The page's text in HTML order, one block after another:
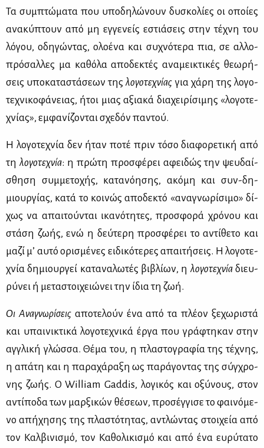
Τα συμ­πτώ­μα­τα που υπο­δη­λώ­νουν δυ­σκο­λί­ες οι οποί­ες
ανα­κύ­πτουν από μη εγ­γε­νείς εστιά­σεις στην τέ­χνη του
λό­γου, οδη­γώ­ντας, ολο­έ­να και συ­χνό­τε­ρα πια, σε αλ­λο­
πρό­σαλ­λες μα κα­θό­λα απο­δε­κτές ανα­μει­κτι­κές θε­ω­ρή­
σεις υπο­κα­τα­στά­σε­ων τηςλο­γο­τε­χνί­ας για χά­ρη της λο­γο­
τε­χνι­κο­φά­νειας, ήτοι μιας αξια­κά δια­χει­ρί­σι­μης «λο­γο­τε­
χνί­ας», εμ­φα­νί­ζο­νται σχε­δόν πα­ντού.
Η λο­γο­τε­χνία δεν ήταν πο­τέ πριν τό­σο δια­φο­ρε­τι­κή από
τη λο­γο­τε­χνία: η πρώ­τη προ­σφέ­ρει αφει­δώς την ψευ­δαί­
σθη­ση συμ­με­το­χής, κα­τα­νό­η­σης, ακό­μη και συν-δη­
μιουρ­γί­ας, κα­τά το κοι­νώς απο­δε­κτό «ανα­γνω­ρί­σι­μο» δί­
χως να απαι­τού­νται ικα­νό­τη­τες, προ­σφο­ρά χρό­νου και
στά­ση ζω­ής, ενώ η δεύ­τε­ρη προ­σφέ­ρει το αντί­θε­το και
μα­ζί μ’ αυ­τό ορι­σμέ­νες ει­δι­κό­τε­ρες απαι­τή­σεις. Η λο­γο­τε­
χνία δη­μιουρ­γεί κα­τα­να­λω­τές βι­βλί­ων, η λο­γο­τε­χνίαδιευ­
ρύ­νει ή με­τα­στοι­χειώ­νει την ίδια τη ζωή.
Οι Ανα­γνω­ρί­σειςαπο­τε­λούν ένα από τα πλέ­ον ξε­χω­ρι­στά
και υπαι­νι­κτι­κά λο­γο­τε­χνι­κά έρ­γα που γρά­φτη­καν στην
αγ­γλι­κή γλώσ­σα. Θέ­μα του, η πλα­στο­γρα­φία της τέ­χνης,
η απά­τη και η πα­ρα­χά­ρα­ξη ως πα­ρά­γο­ντας της σύγ­χρο­
νης ζω­ής. Ο William Gaddis, λο­γι­κός και οξύ­νους, στον
αντί­πο­δα των μαρ­ξι­κών θέ­σε­ων, προ­σέγ­γι­σε το φαι­νό­με­
νο απή­χη­σης της πλα­στό­τη­τας, αντλώ­ντας στοι­χεία από
τον Καλ­βι­νι­σμό, τον Κα­θο­λι­κι­σμό και από ένα ευ­ρύ­τα­το